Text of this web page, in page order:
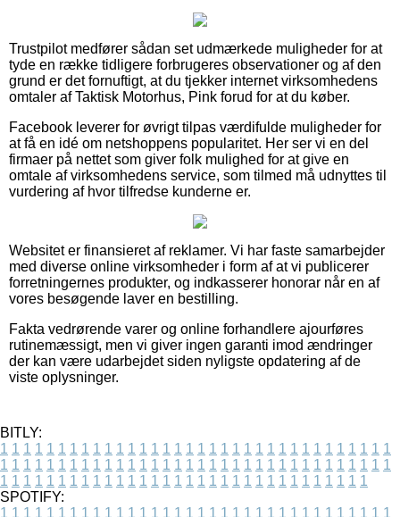
Trustpilot medfører sådan set udmærkede muligheder for at
tyde en række tidligere forbrugeres observationer og af den
grund er det fornuftigt, at du tjekker internet virksomhedens
omtaler af Taktisk Motorhus, Pink forud for at du køber.
Facebook leverer for øvrigt tilpas værdifulde muligheder for
at få en idé om netshoppens popularitet. Her ser vi en del
firmaer på nettet som giver folk mulighed for at give en
omtale af virksomhedens service, som tilmed må udnyttes til
vurdering af hvor tilfredse kunderne er.
Websitet er finansieret af reklamer. Vi har faste samarbejder
med diverse online virksomheder i form af at vi publicerer
forretningernes produkter, og indkasserer honorar når en af
vores besøgende laver en bestilling.
Fakta vedrørende varer og online forhandlere ajourføres
rutinemæssigt, men vi giver ingen garanti imod ændringer
der kan være udarbejdet siden nyligste opdatering af de
viste oplysninger.
BITLY:
1 1 1 1 1 1 1 1 1 1 1 1 1 1 1 1 1 1 1 1 1 1 1 1 1 1 1 1 1 1 1 1 1 1
1 1 1 1 1 1 1 1 1 1 1 1 1 1 1 1 1 1 1 1 1 1 1 1 1 1 1 1 1 1 1 1 1 1
1 1 1 1 1 1 1 1 1 1 1 1 1 1 1 1 1 1 1 1 1 1 1 1 1 1 1 1 1 1 1 1
SPOTIFY:
1 1 1 1 1 1 1 1 1 1 1 1 1 1 1 1 1 1 1 1 1 1 1 1 1 1 1 1 1 1 1 1 1 1